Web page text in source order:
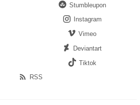
Stumbleupon
Instagram
Vimeo
Deviantart
Tiktok
RSS